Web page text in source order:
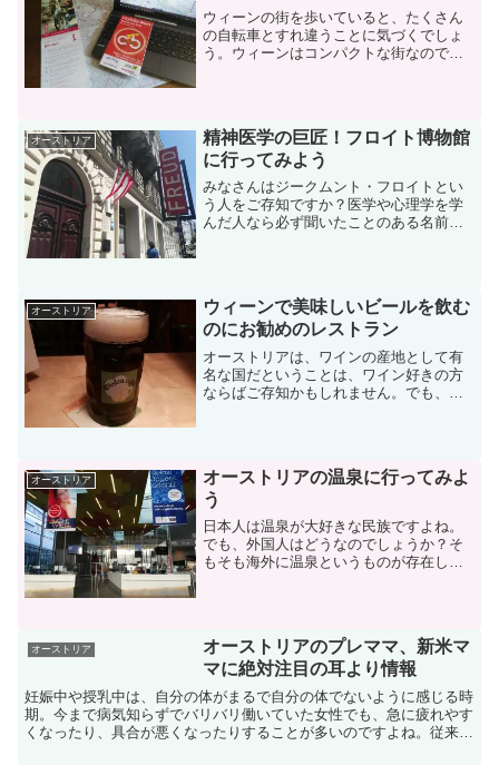
ウィーンの街を歩いていると、たくさん
の自転車とすれ違うことに気づくでしょ
う。ウィーンはコンパクトな街なので、
オーストリア
精神医学の巨匠！フロイト博物館
に行ってみよう
みなさんはジークムント・フロイトとい
う人をご存知ですか？医学や心理学を学
んだ人なら必ず聞いたことのある名前で
ーンの9区には、そのフロ...
オーストリア
ウィーンで美味しいビールを飲む
のにお勧めのレストラン
オーストリアは、ワインの産地として有
名な国だということは、ワイン好きの方
ならばご存知かもしれません。でも、オ
オーストリア
オーストリアの温泉に行ってみよ
う
日本人は温泉が大好きな民族ですよね。
でも、外国人はどうなのでしょうか？そ
もそも海外に温泉というものが存在して
ーストリア人はみんな温泉...
オーストリア
オーストリアのプレママ、新米マ
マに絶対注目の耳より情報
妊娠中や授乳中は、自分の体がまるで自分の体でないように感じる時
期。今まで病気知らずでバリバリ働いていた女性でも、急に疲れやす
くなったり、具合が悪くなったりすることが多いのですよね。従来の